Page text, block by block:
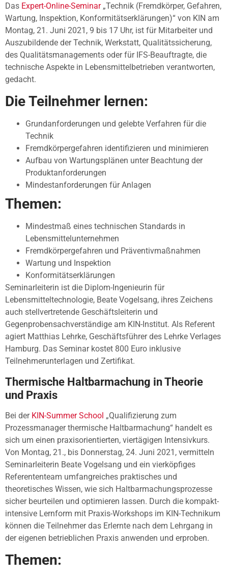
Das Expert-Online-Seminar„Technik (Fremdkörper, Gefahren,
Wartung, Inspektion, Konformitätserklärungen)“ von KIN am
Montag, 21. Juni 2021, 9 bis 17 Uhr, ist für Mitarbeiter und
Auszubildende der Technik, Werkstatt, Qualitätssicherung,
des Qualitätsmanagements oder für IFS-Beauftragte, die
technische Aspekte in Lebensmittelbetrieben verantworten,
gedacht.
Die Teilnehmer lernen:
Grundanforderungen und gelebte Verfahren für die
Technik
Fremdkörpergefahren identifizieren und minimieren
Aufbau von Wartungsplänen unter Beachtung der
Produktanforderungen
Mindestanforderungen für Anlagen
Themen:
Mindestmaß eines technischen Standards in
Lebensmittelunternehmen
Fremdkörpergefahren und Präventivmaßnahmen
Wartung und Inspektion
Konformitätserklärungen
Seminarleiterin ist die Diplom-Ingenieurin für
Lebensmitteltechnologie, Beate Vogelsang, ihres Zeichens
auch stellvertretende Geschäftsleiterin und
Gegenprobensachverständige am KIN-Institut. Als Referent
agiert Matthias Lehrke, Geschäftsführer des Lehrke Verlages
Hamburg. Das Seminar kostet 800 Euro inklusive
Teilnehmerunterlagen und Zertifikat.
Thermische Haltbarmachung in Theorie
und Praxis
Bei der KIN-Summer School „Qualifizierung zum
Prozessmanager thermische Haltbarmachung“ handelt es
sich um einen praxisorientierten, viertägigen Intensivkurs.
Von Montag, 21., bis Donnerstag, 24. Juni 2021, vermitteln
Seminarleiterin Beate Vogelsang und ein vierköpfiges
Referententeam umfangreiches praktisches und
theoretisches Wissen, wie sich Haltbarmachungsprozesse
sicher beurteilen und optimieren lassen. Durch die kompakt-
intensive Lernform mit Praxis-Workshops im KIN-Technikum
können die Teilnehmer das Erlernte nach dem Lehrgang in
der eigenen betrieblichen Praxis anwenden und erproben.
Themen: